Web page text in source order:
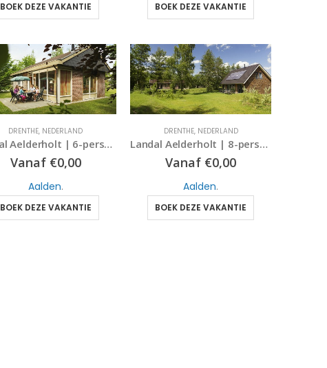
BOEK DEZE VAKANTIE BOEK DEZE VAKANTIE
DRENTHE, NEDERLAND
Landal Aelderholt | 6-persoonskinderbungalow | type 6CK | Aalden, Drenthe
Vanaf €0,00
Aalden.
BOEK DEZE VAKANTIE
DRENTHE, NEDERLAND
Landal Aelderholt | 8-persoonsbungalow – Eco | type 8ECO | Aalden, Drenthe
Vanaf €0,00
Aalden.
BOEK DEZE VAKANTIE